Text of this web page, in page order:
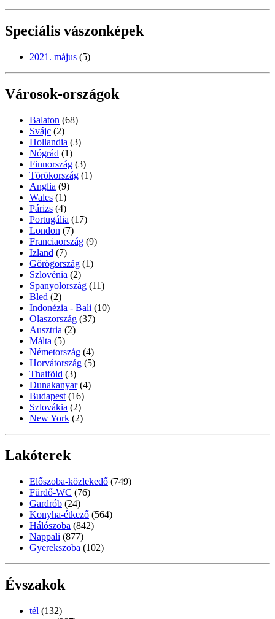
Speciális vászonképek
2021. május (5)
Városok-országok
Balaton (68)
Svájc (2)
Hollandia (3)
Nógrád (1)
Finnország (3)
Törökország (1)
Anglia (9)
Wales (1)
Párizs (4)
Portugália (17)
London (7)
Franciaország (9)
Izland (7)
Görögország (1)
Szlovénia (2)
Spanyolország (11)
Bled (2)
Indonézia - Bali (10)
Olaszország (37)
Ausztria (2)
Málta (5)
Németország (4)
Horvátország (5)
Thaiföld (3)
Dunakanyar (4)
Budapest (16)
Szlovákia (2)
New York (2)
Lakóterek
Előszoba-közlekedő (749)
Fürdő-WC (76)
Gardrób (24)
Konyha-étkező (564)
Hálószoba (842)
Nappali (877)
Gyerekszoba (102)
Évszakok
tél (132)